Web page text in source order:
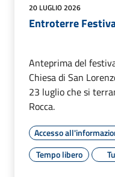
20 LUGLIO 2026
Entroterre
Anteprima del
Chiesa di San
23 luglio che si
Rocca.
Accesso
Tempo libero